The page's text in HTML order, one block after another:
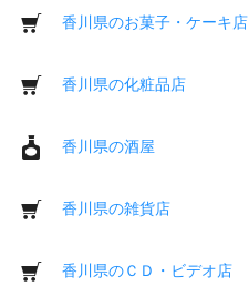
香川県のお菓子・ケーキ店
香川県の化粧品店
香川県の酒屋
香川県の雑貨店
香川県のＣＤ・ビデオ店